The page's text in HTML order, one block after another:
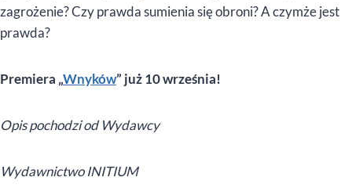
zagrożenie? Czy prawda sumienia się obroni? A czymże jest
prawda?
Premiera „Wnyków” już 10 września!
Opis pochodzi od Wydawcy
Wydawnictwo INITIUM